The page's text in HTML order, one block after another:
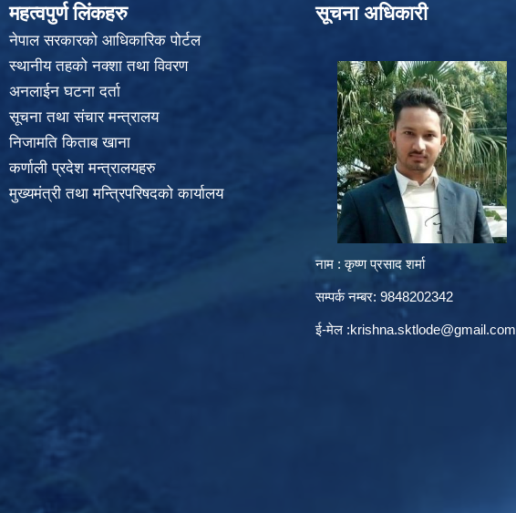
महत्वपुर्ण लिंकहरु
नेपाल सरकारको आधिकारिक पोर्टल
स्थानीय तहको नक्शा तथा विवरण
अनलाईन घटना दर्ता
सूचना तथा संचार मन्त्रालय
निजामति किताब खाना
कर्णाली प्रदेश मन्त्रालयहरु
मुख्यमंत्री तथा मन्त्रिपरिषदको कार्यालय
सूचना अधिकारी
नाम : कृष्ण प्रसाद शर्मा
सम्पर्क नम्बर: 9848202342
ई-मेल :krishna.sktlode@gmail.com